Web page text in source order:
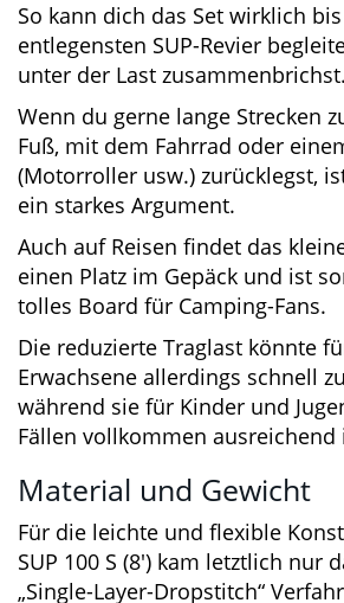
super kompakten Abmessungen
ausgesprochen leichten Gewicht.
So kann dich das Set wirklich
entlegensten SUP-Revier
du unter der Last
Wenn du gerne lange Strecken
zu Fuß, mit dem Fahrrad oder
(Motorroller usw.) zurücklegst,
ein starkes Argument.
Auch auf Reisen findet das
einen Platz im Gepäck und ist
tolles Board für Camping-Fans.
Die reduzierte Traglast könnte
während sie für Kinder und
vielen Fällen vollkommen
Material und Gewicht